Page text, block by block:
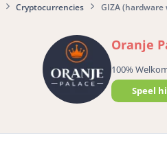
Cryptocurrencies GIZA (hardware
Oranje
100%
Speel